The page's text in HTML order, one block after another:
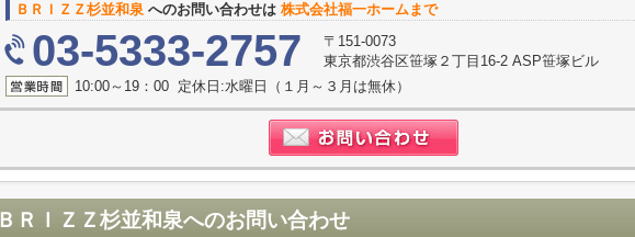
ＢＲＩＺＺ杉並和泉 へのお問い合わせは 株式会社福一ホームまで
03-5333-2757
〒151-0073
東京都渋谷区笹塚２丁目16-2 ASP笹塚ビル
10:00～19：00 定休日:水曜日（１月～３月は無休）
ＢＲＩＺＺ杉並和泉へのお問い合わせ